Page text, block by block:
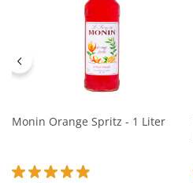
Monin Orange Spritz - 1 Liter